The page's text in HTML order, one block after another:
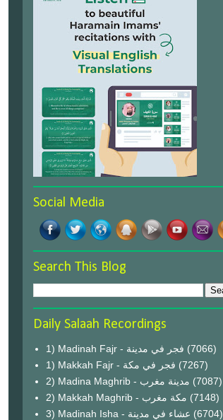
Social Media
Search This Blog
Daily Salaah Recordings
1) Madinah Fajr - فجر في مدينة (7066)
1) Makkah Fajr - فجر في مكة (7267)
2) Madina Maghrib - مدينة مغرب (7087)
2) Makkah Maghrib - مكة مغرب (7148)
3) Madinah Isha - عشاء في مدينة (6704)